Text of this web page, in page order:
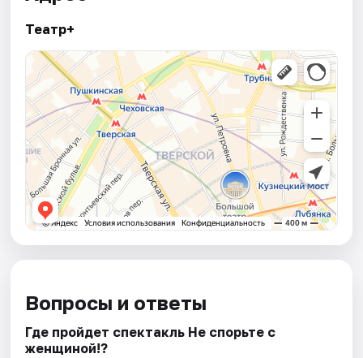
Театр+
Вопросы и ответы
Где пройдет спектакль Не спорьте с
женщиной!?